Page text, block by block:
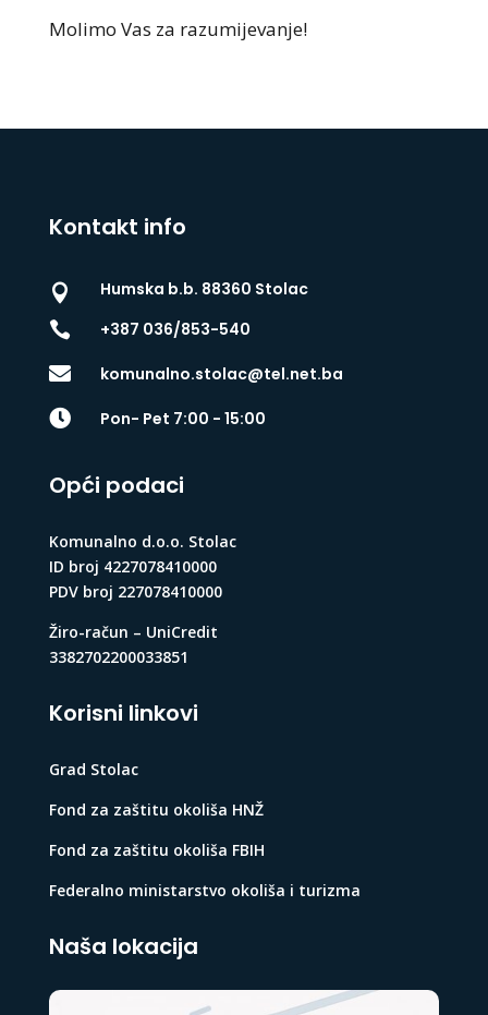
Molimo Vas za razumijevanje!
Kontakt info

Humska b.b. 88360 Stolac

+387 036/853-540
 komunalno.stolac@tel.net.ba
 Pon- Pet 7:00 - 15:00
Opći podaci
Komunalno d.o.o. Stolac
ID broj 4227078410000
PDV broj 227078410000
Žiro-račun – UniCredit
3382702200033851
Korisni linkovi
Grad Stolac
Fond za zaštitu okoliša HNŽ
Fond za zaštitu okoliša FBIH
Federalno ministarstvo okoliša i turizma
Naša lokacija